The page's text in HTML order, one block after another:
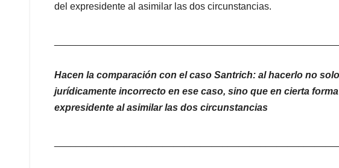
del expresidente al asimilar las dos circunstancias.
Hacen la comparación con el caso Santrich: al hacerlo no
jurídicamente incorrecto en ese caso, sino que en cierta
expresidente al asimilar las dos circunstancias